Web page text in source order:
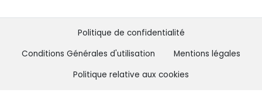
Politique de confidentialité
Conditions Générales d'utilisation
Mentions légales
Politique relative aux cookies